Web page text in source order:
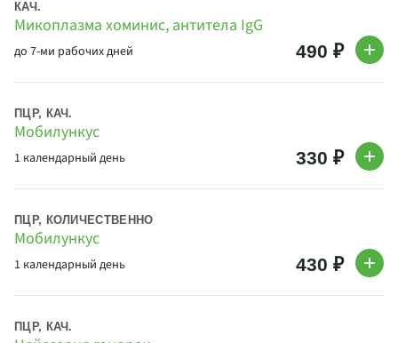
Микоплазма хоминис, антитела IgG
КАЧ.
до 7-ми рабочих дней 490 ₽
Мобилункус
ПЦР, КАЧ.
1 календарный день 330 ₽
Мобилункус
ПЦР, КОЛИЧЕСТВЕННО
1 календарный день 430 ₽
ПЦР, КАЧ.